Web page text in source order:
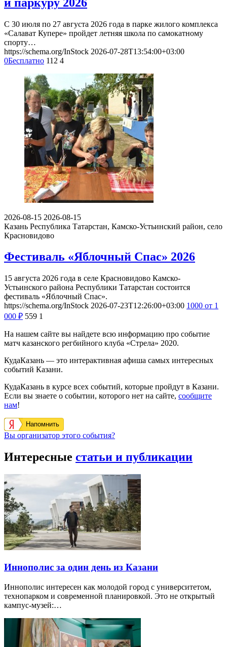
С 30 июля по 27 августа 2026 года в парке жилого комплекса
«Салават Купере» пройдет летняя школа по самокатному
спорту…
https://schema.org/InStock 2026-07-28T13:54:00+03:00
0Бесплатно 112 4
2026-08-15 2026-08-15
Казань Республика Татарстан, Камско-Устьинский район, село
Красновидово
Фестиваль «Яблочный Спас» 2026
15 августа 2026 года в селе Красновидово Камско-
Устьинского района Республики Татарстан состоится
фестиваль «Яблочный Спас».
https://schema.org/InStock 2026-07-23T12:26:00+03:00 1000 от 1
000 ₽ 559 1
На нашем сайте вы найдете всю информацию про событие
матч казанского регбийного клуба «Стрела» 2020.
КудаКазань — это интерактивная афиша самых интересных
событий Казани.
КудаКазань в курсе всех событий, которые пройдут в Казани.
Если вы знаете о событии, которого нет на сайте, сообщите
нам!
Напомнить
Вы организатор этого события?
Интересные статьи и публикации
Иннополис за один день из Казани
Иннополис интересен как молодой город с университетом,
технопарком и современной планировкой. Это не открытый
кампус-музей:…